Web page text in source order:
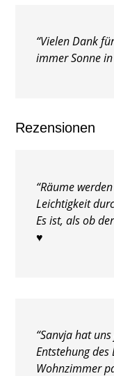
“Vielen Dank
immer Sonne
Rezensionen
“Räume
Leichtigkeit
Es ist, als ob
♥
“Sanvja hat
Entstehung
Wohnzimmer